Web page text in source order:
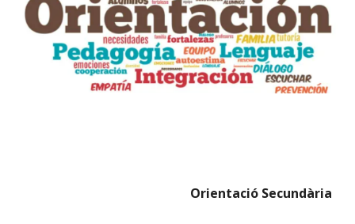
Orientació Secundària